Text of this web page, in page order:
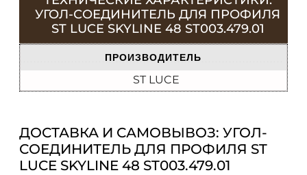
УГОЛ-СОЕДИНИТЕЛЬ ДЛЯ ПРОФИЛЯ
ST LUCE SKYLINE 48 ST003.479.01
ПРОИЗВОДИТЕЛЬ
ST LUCE
ДОСТАВКА И САМОВЫВОЗ: УГОЛ-
СОЕДИНИТЕЛЬ ДЛЯ ПРОФИЛЯ ST
LUCE SKYLINE 48 ST003.479.01